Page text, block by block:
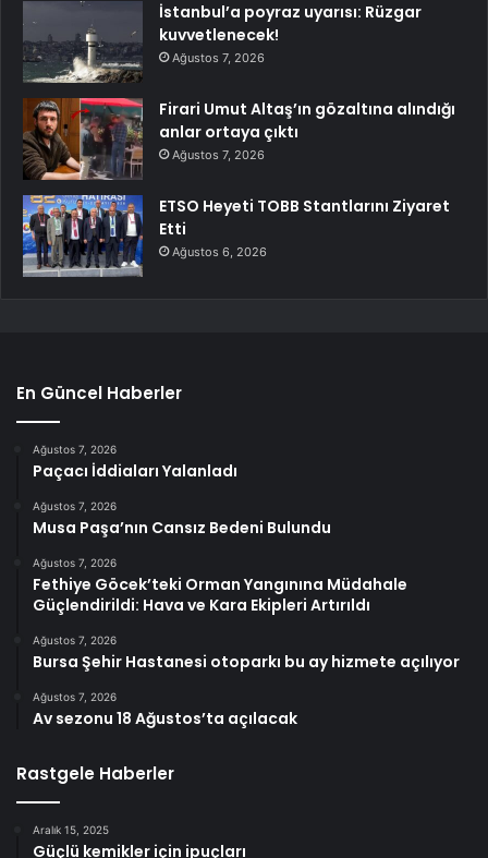
İstanbul’a poyraz uyarısı: Rüzgar
kuvvetlenecek!
Ağustos 7, 2026
Firari Umut Altaş’ın gözaltına alındığı
anlar ortaya çıktı
Ağustos 7, 2026
ETSO Heyeti TOBB Stantlarını Ziyaret
Etti
Ağustos 6, 2026
En Güncel Haberler
Ağustos 7, 2026
Paçacı İddiaları Yalanladı
Ağustos 7, 2026
Musa Paşa’nın Cansız Bedeni Bulundu
Ağustos 7, 2026
Fethiye Göcek’teki Orman Yangınına Müdahale
Güçlendirildi: Hava ve Kara Ekipleri Artırıldı
Ağustos 7, 2026
Bursa Şehir Hastanesi otoparkı bu ay hizmete açılıyor
Ağustos 7, 2026
Av sezonu 18 Ağustos’ta açılacak
Rastgele Haberler
Aralık 15, 2025
Güçlü kemikler için ipuçları